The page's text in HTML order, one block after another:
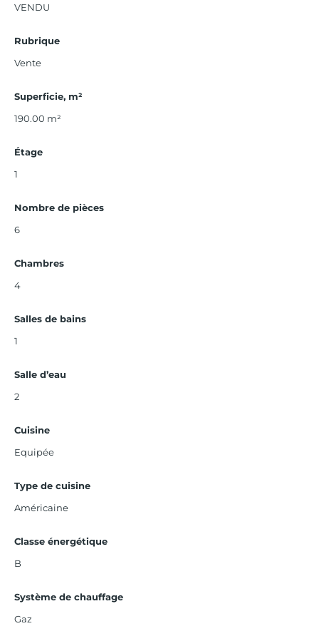
VENDU
Rubrique
Vente
Superficie, m²
190.00 m²
Étage
1
Nombre de pièces
6
Chambres
4
Salles de bains
1
Salle d’eau
2
Cuisine
Equipée
Type de cuisine
Américaine
Classe énergétique
B
Système de chauffage
Gaz